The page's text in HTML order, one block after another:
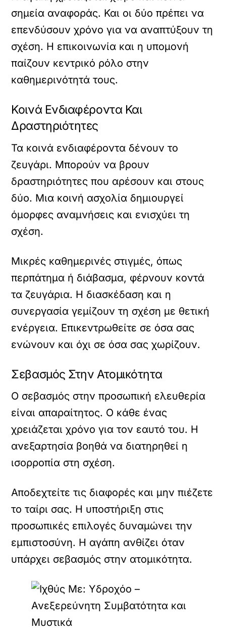
σημεία αναφοράς. Και οι δύο πρέπει να
επενδύσουν χρόνο για να αναπτύξουν τη
σχέση. Η επικοινωνία και η υπομονή
παίζουν κεντρικό ρόλο στην
καθημερινότητά τους.
Κοινά Ενδιαφέροντα Και
Δραστηριότητες
Τα κοινά ενδιαφέροντα δένουν το
ζευγάρι. Μπορούν να βρουν
δραστηριότητες που αρέσουν και στους
δύο. Μια κοινή ασχολία δημιουργεί
όμορφες αναμνήσεις και ενισχύει τη
σχέση.
Μικρές καθημερινές στιγμές, όπως
περπάτημα ή διάβασμα, φέρνουν κοντά
τα ζευγάρια. Η διασκέδαση και η
συνεργασία γεμίζουν τη σχέση με θετική
ενέργεια. Επικεντρωθείτε σε όσα σας
ενώνουν και όχι σε όσα σας χωρίζουν.
Σεβασμός Στην Ατομικότητα
Ο σεβασμός στην προσωπική ελευθερία
είναι απαραίτητος. Ο κάθε ένας
χρειάζεται χρόνο για τον εαυτό του. Η
ανεξαρτησία βοηθά να διατηρηθεί η
ισορροπία στη σχέση.
Αποδεχτείτε τις διαφορές και μην πιέζετε
το ταίρι σας. Η υποστήριξη στις
προσωπικές επιλογές δυναμώνει την
εμπιστοσύνη. Η αγάπη ανθίζει όταν
υπάρχει σεβασμός στην ατομικότητα.